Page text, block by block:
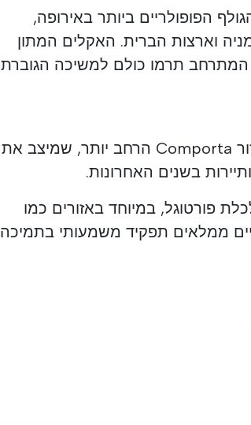
הפופולריים ביותר באירופה,
וארצות הברית. האקלים המתון
המתרחב תרמו כולם למשיכה הגוברת
ההכרה צפויה גם להגביר את העניין באזור Comporta הרחב יותר, שמיצב את
בשנים האחרונות.
פורטוגל, במיוחד באזורים כמו
ממלאים תפקיד משמעותי בתמיכה